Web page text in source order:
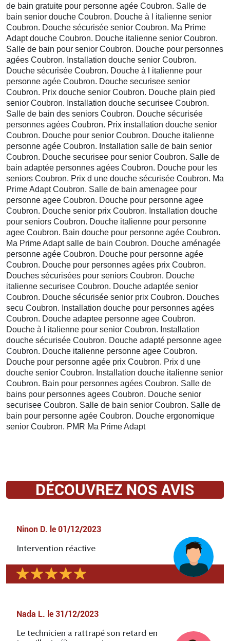
de bain gratuite pour personne agée Coubron. Salle de
bain senior douche Coubron. Douche à l italienne senior
Coubron. Douche sécurisée senior Coubron. Ma Prime
Adapt douche Coubron. Douche italienne senior Coubron.
Salle de bain pour senior Coubron. Douche pour personnes
agées Coubron. Installation douche senior Coubron.
Douche sécurisée Coubron. Douche à l italienne pour
personne agée Coubron. Douche securisee senior
Coubron. Prix douche senior Coubron. Douche plain pied
senior Coubron. Installation douche securisee Coubron.
Salle de bain des seniors Coubron. Douche sécurisée
personnes agées Coubron. Prix installation douche senior
Coubron. Douche pour senior Coubron. Douche italienne
personne agée Coubron. Installation salle de bain senior
Coubron. Douche securisee pour senior Coubron. Salle de
bain adaptée personnes agées Coubron. Douche pour les
seniors Coubron. Prix d une douche sécurisée Coubron. Ma
Prime Adapt Coubron. Salle de bain amenagee pour
personne agee Coubron. Douche pour personne agee
Coubron. Douche senior prix Coubron. Installation douche
pour seniors Coubron. Douche italienne pour personne
agee Coubron. Bain douche pour personne agée Coubron.
Ma Prime Adapt salle de bain Coubron. Douche aménagée
personne agée Coubron. Douche pour personne agée
Coubron. Douche pour personnes agées prix Coubron.
Douches sécurisées pour seniors Coubron. Douche
italienne securisee Coubron. Douche adaptée senior
Coubron. Douche sécurisée senior prix Coubron. Douches
secu Coubron. Installation douche pour personnes agées
Coubron. Douche adaptee personne agee Coubron.
Douche à l italienne pour senior Coubron. Installation
douche sécurisée Coubron. Douche adapté personne agee
Coubron. Douche italienne personne agee Coubron.
Douche pour personne agée prix Coubron. Prix d une
douche senior Coubron. Installation douche italienne senior
Coubron. Bain pour personnes agées Coubron. Salle de
bains pour personnes agees Coubron. Douche senior
securisee Coubron. Salle de bain senior Coubron. Salle de
bain pour personne agée Coubron. Douche ergonomique
senior Coubron. PMR Ma Prime Adapt
DÉCOUVREZ NOS AVIS
Ninon D. le 01/12/2023
Intervention réactive
Nada L. le 31/12/2023
Le technicien a rattrapé son retard en